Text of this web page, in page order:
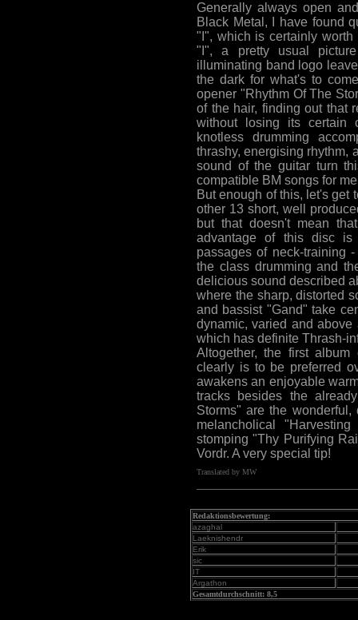
Generally always open
Black Metal, I have found
"I", which is certainly worth
"I", a pretty usual
illuminating band logo
the dark for what's to
opener "Rhythm Of The
of the hair, finding out that
without losing its certain
knotless drumming
thrashy, energising rhythm,
sound of the guitar turn
compatible BM songs for
But enough of this, let's get
other 13 short, well
but that doesn't mean
advantage of this disc is
passages of neck-training
the class drumming and
delicious sound described
where the sharp, distorted
and bassist "Gand" take
dynamic, varied and
which has definite Thrash-
Altogether, the first
clearly is to be preferred
awakens an enjoyable
tracks besides the
Storms" are the
melancholical
stomping "Thy Purifying
Vordr. A very special tip!
Translated by MW
Redaktionsbewertung:
azaghal
Laeknishendr
Erik
sic
IT
Argathon
Gesamtdurchschnitt: 8,5